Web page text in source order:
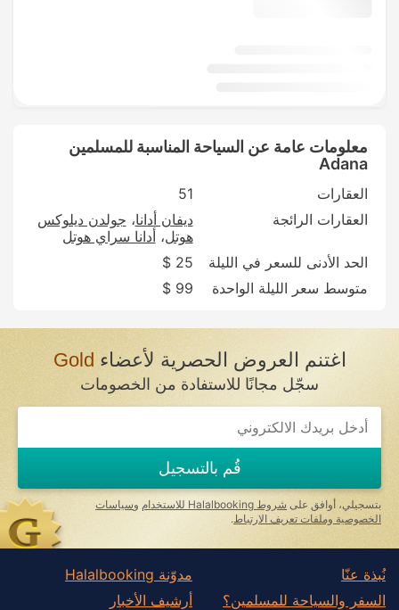
معلومات عامة عن السياحة المناسبة للمسلمين
Adana
العقارات
51
العقارات الرائجة
ديفان أدانا جولدن ديلوكس
هوتل أدانا سراي هوتل
الحد الأدنى للسعر في الليلة
25 $
متوسط سعر الليلة الواحدة
99 $
اغتنم العروض الحصرية لأعضاءGold
سجّل مجانًا للاستفادة من الخصومات
If
you
ignore
this
field
قُم بالتسجيل
بتسجيلي، أوافق على شروط Halalbooking للاستخدام وسياسات
الخصوصية وملفات تعريف الارتباط .
نُبذة عنّا
السفر والسياحة للمسلمين؟
مدوّنة Halalbooking
أرشيف الأخبار